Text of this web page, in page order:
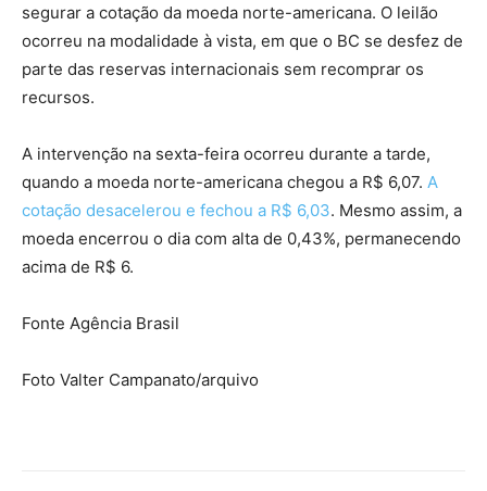
segurar a cotação da moeda norte-americana. O leilão
ocorreu na modalidade à vista, em que o BC se desfez de
parte das reservas internacionais sem recomprar os
recursos.
A intervenção na sexta-feira ocorreu durante a tarde,
quando a moeda norte-americana chegou a R$ 6,07. A
cotação desacelerou e fechou a R$ 6,03. Mesmo assim, a
moeda encerrou o dia com alta de 0,43%, permanecendo
acima de R$ 6.
Fonte Agência Brasil
Foto Valter Campanato/arquivo